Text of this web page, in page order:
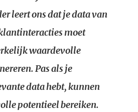
leert ons dat je data van
moet
waardevolle
Pas als je
data hebt, kunnen
potentieel bereiken.